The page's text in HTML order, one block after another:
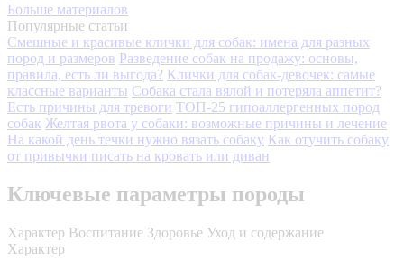
Больше материалов
Популярные статьи
Смешные и красивые клички для собак: имена для разных
пород и размеров Разведение собак на продажу: основы,
правила, есть ли выгода? Клички для собак-девочек: самые
классные варианты Собака стала вялой и потеряла аппетит?
Есть причины для тревоги ТОП-25 гипоаллергенных пород
собак Желтая рвота у собаки: возможные причины и лечение
На какой день течки нужно вязать собаку Как отучить собаку
от привычки писать на кровать или диван
Ключевые параметры породы
Характер Воспитание Здоровье Уход и содержание
Характер